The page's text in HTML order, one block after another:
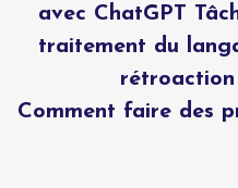
avec ChatGPT
traitement du
rétroaction
Comment faire des